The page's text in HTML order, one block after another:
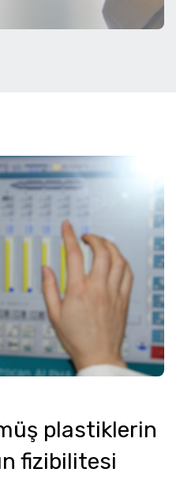
plastiklerin
fizibilitesi